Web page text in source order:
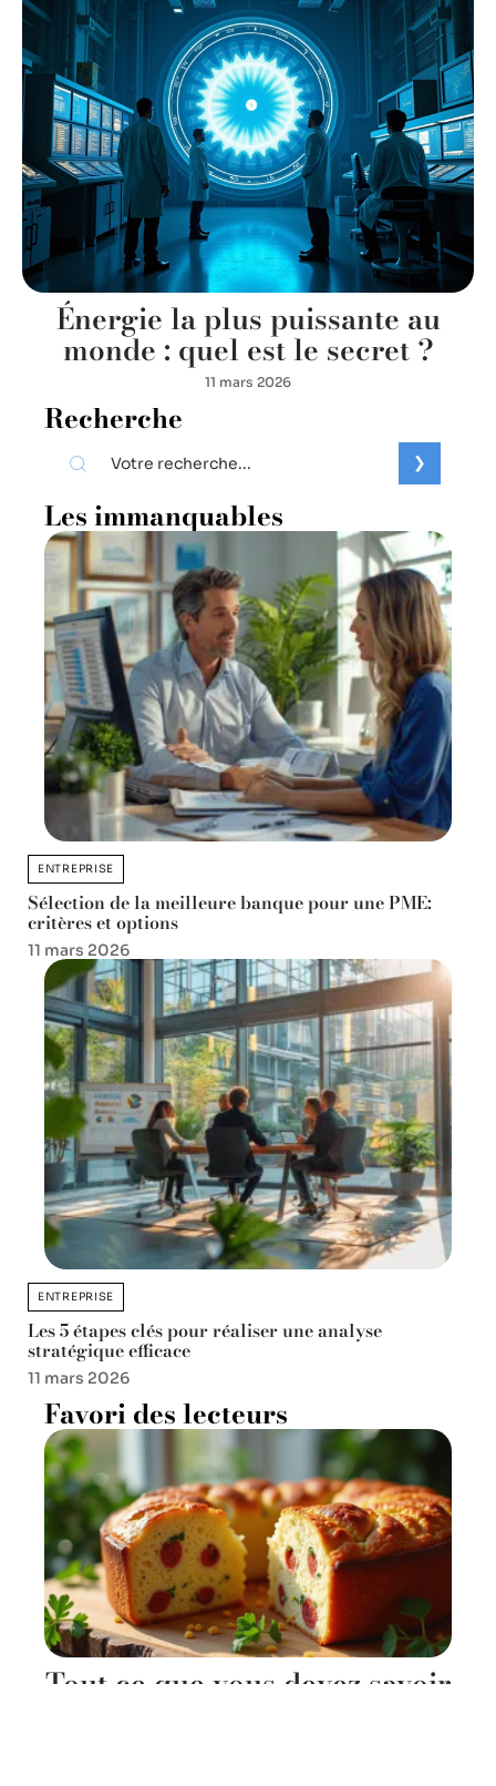
Énergie la plus puissante au
monde : quel est le secret ?
11 mars 2026
Recherche
Les immanquables
ENTREPRISE
Sélection de la meilleure banque pour une PME:
critères et options
11 mars 2026
ENTREPRISE
Les 5 étapes clés pour réaliser une analyse
stratégique efficace
11 mars 2026
Favori des lecteurs
Tout ce que vous devez savoir